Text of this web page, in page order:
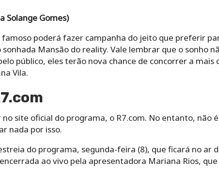
Solange Gomes)
poderá fazer campanha do jeito que preferir
Mansão do reality. Vale lembrar que o sonho
público, eles terão nova chance de concorrer a mais
Vila.
site oficial do programa, o R7.com. No entanto, não
nada por isso.
do programa, segunda-feira (8), que ficará no ar
ao vivo pela apresentadora Mariana Rios,